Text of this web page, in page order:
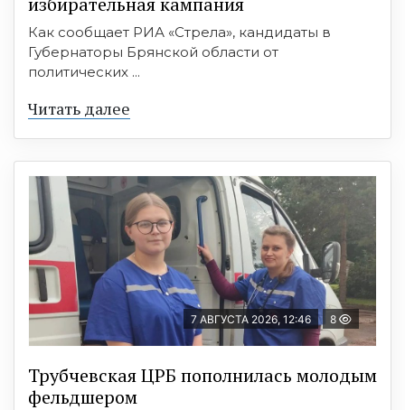
Как сообщает РИА «Стрела», кандидаты в
Губернаторы Брянской области от
политических ...
Читать далее
7 АВГУСТА 2026, 12:46 8
Трубчевская ЦРБ пополнилась молодым
фельдшером